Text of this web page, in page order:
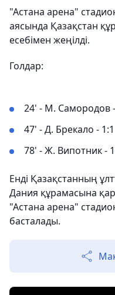
"Астана арена"
аясында Қазақстан
есебімен жеңілді.
Голдар:
24' - М. Самородов
47' - Д. Брекало - 1:1
78' - Ж. Випотник -
Енді Қазақстанның
Дания құрамасына
"Астана арена"
басталады.